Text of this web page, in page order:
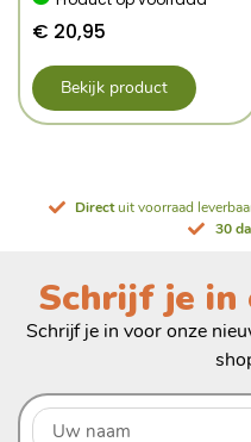
€ 20,95
Bekijk product
Directuit voorraad
30
Schrijf je in
Schrijf je in voor onze